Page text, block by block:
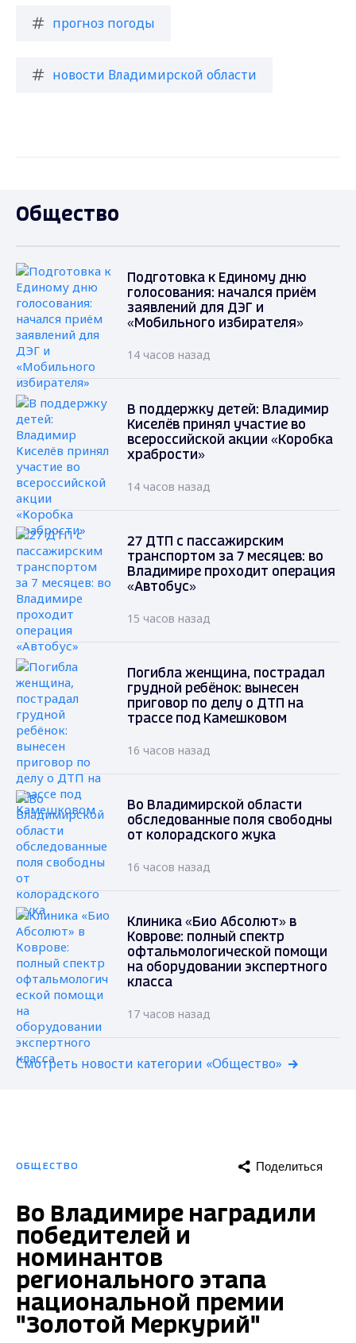
прогноз погоды
новости Владимирской области
Общество
Подготовка к Единому дню
голосования: начался приём
заявлений для ДЭГ и
«Мобильного избирателя»
14 часов назад
В поддержку детей: Владимир
Киселёв принял участие во
всероссийской акции «Коробка
храбрости»
14 часов назад
27 ДТП с пассажирским
транспортом за 7 месяцев: во
Владимире проходит операция
«Автобус»
15 часов назад
Погибла женщина, пострадал
грудной ребёнок: вынесен
приговор по делу о ДТП на
трассе под Камешковом
16 часов назад
Во Владимирской области
обследованные поля свободны
от колорадского жука
16 часов назад
Клиника «Био Абсолют» в
Коврове: полный спектр
офтальмологической помощи
на оборудовании экспертного
класса
17 часов назад
Смотреть новости категории «Общество»
ОБЩЕСТВО Поделиться
Во Владимире наградили
победителей и
номинантов
регионального этапа
национальной премии
"Золотой Меркурий"